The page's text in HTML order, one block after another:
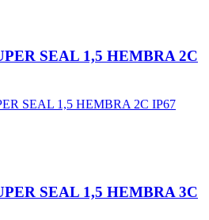
SEAL 1,5 HEMBRA 2C
SEAL 1,5 HEMBRA 3C